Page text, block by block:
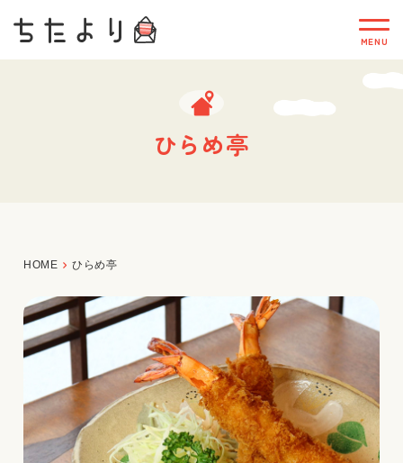
ひらめ亭
HOME ひらめ亭